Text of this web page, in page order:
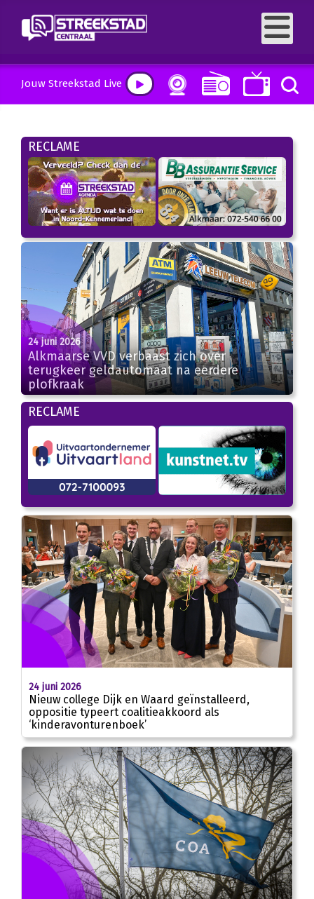
Jouw Streekstad Live
RECLAME
24 juni 2026
Alkmaarse VVD verbaast zich over
terugkeer geldautomaat na eerdere
plofkraak
RECLAME
24 juni 2026
Nieuw college Dijk en Waard geïnstalleerd,
oppositie typeert coalitieakkoord als
‘kinderavonturenboek’